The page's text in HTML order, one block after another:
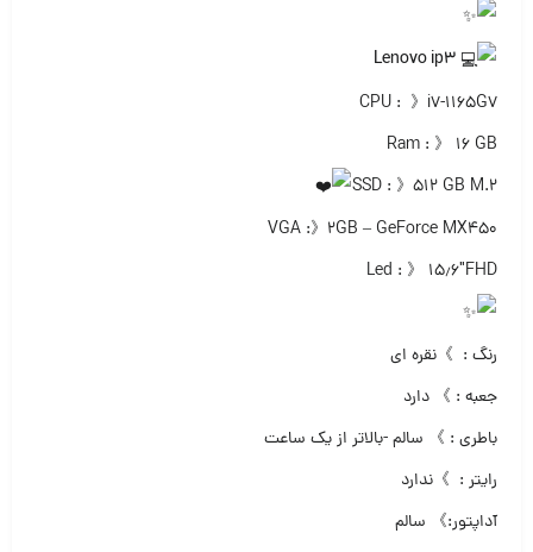
CPU : 》i7-1165G7
Ram : 》 ۱۶ GB
SSD : 》۵۱۲ GB M.2
VGA :》۲GB – GeForce MX450
Led : 》 ۱۵٫۶″FHD
رنگ : 》نقره ای
جعبه : 》 دارد
باطری : 》 سالم -بالاتر از یک ساعت
رایتر : 》ندارد
آداپتور:》 سالم